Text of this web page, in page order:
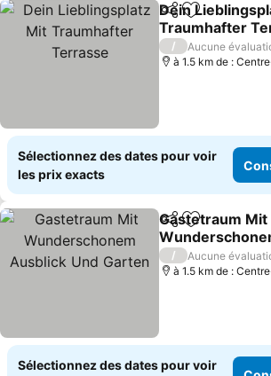
PartagerAjouter à
Dein
Traumhafter
Consulter les
/
Aucune
à 1.5 km de :
Sélectionnez des dates pour voir
les prix exacts
PartagerAjouter à
Gastetraum Mit
Ausblick Und
Consulter les
/
Aucune
à 1.5 km de :
Sélectionnez des dates pour voir